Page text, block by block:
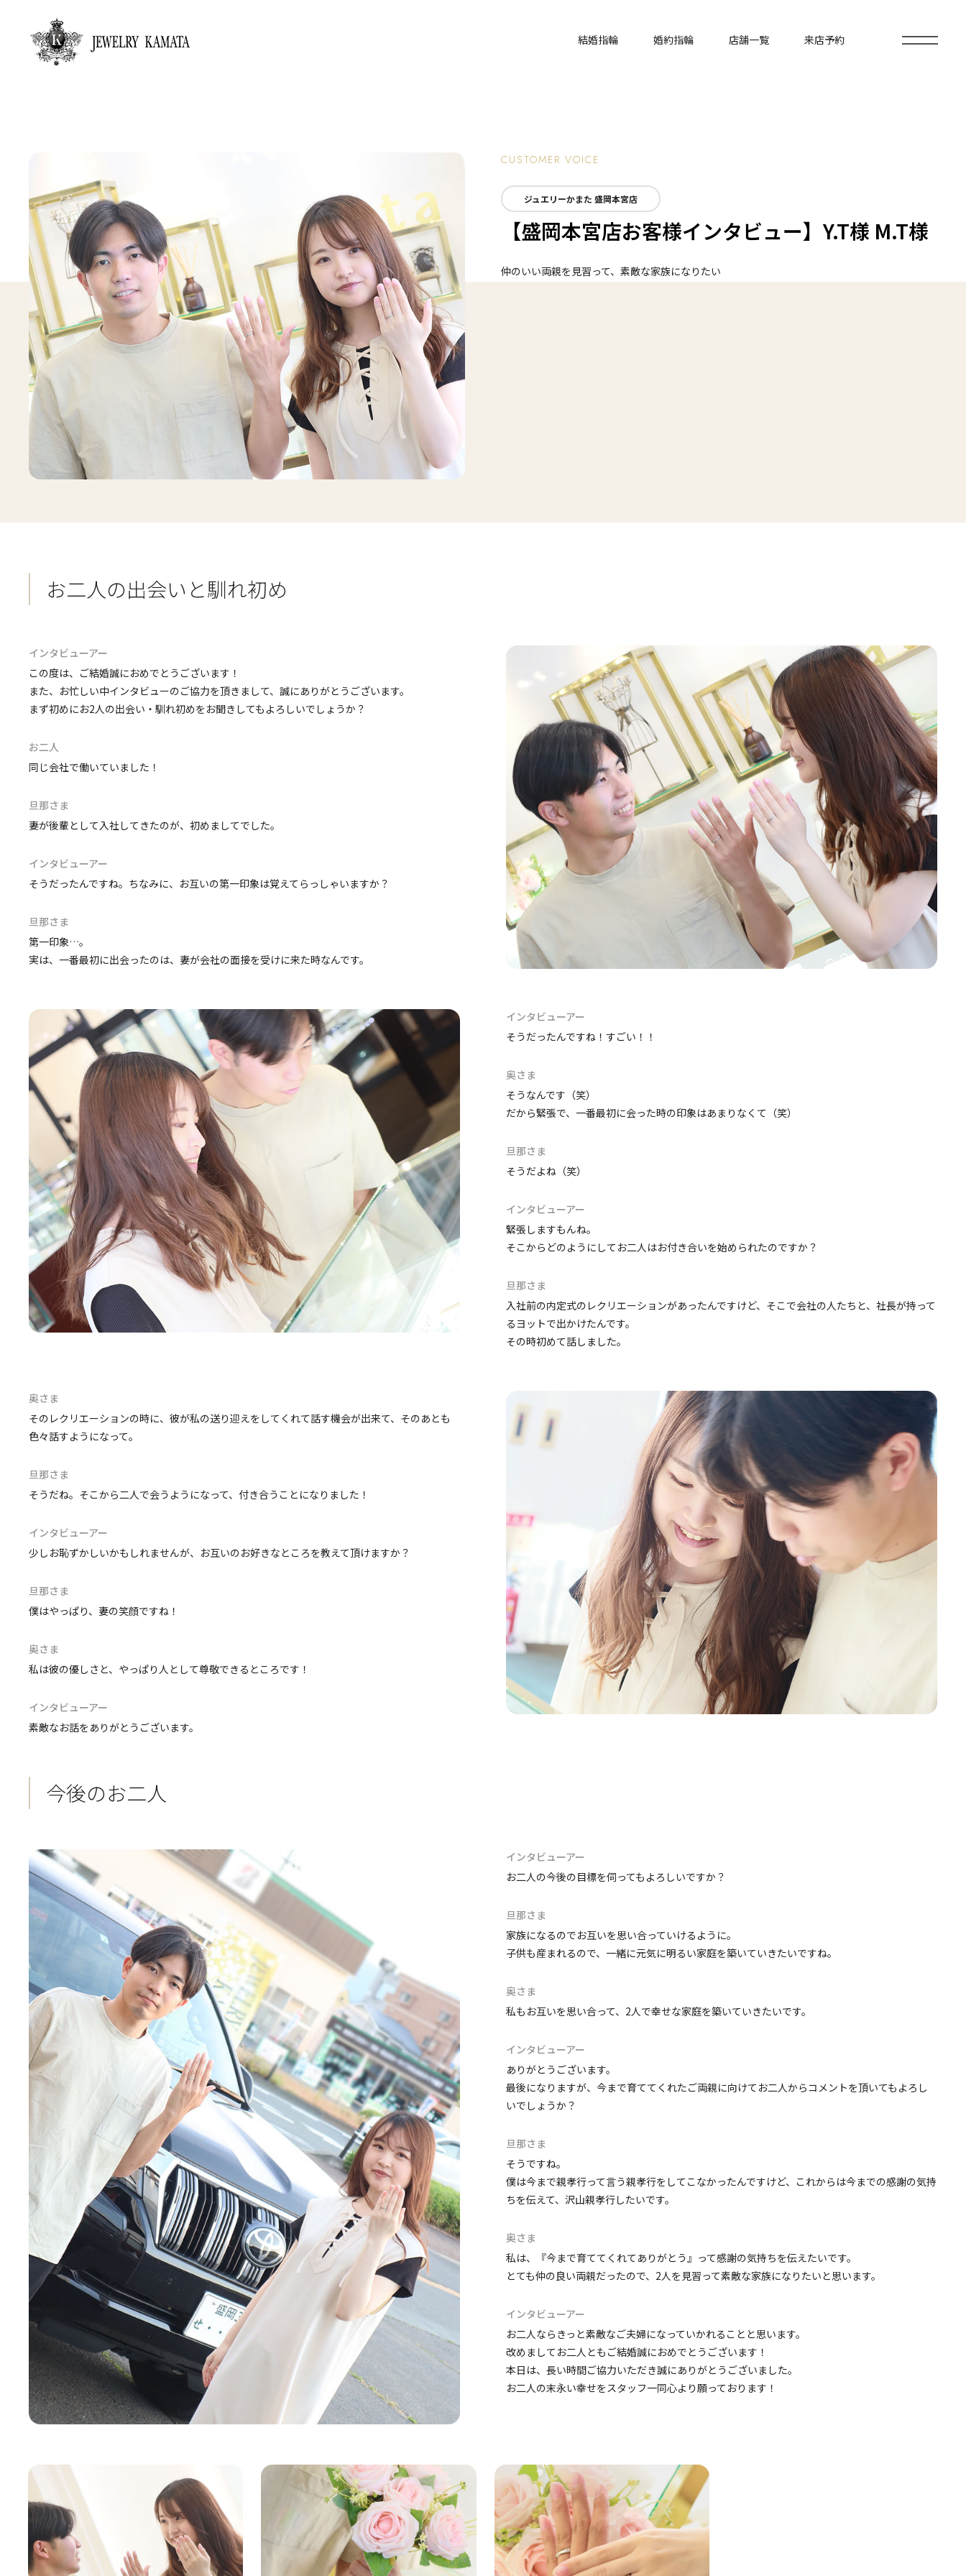
結婚指輪 婚約指輪 店舗一覧 来店予約
CUSTOMER VOICE
ジュエリーかまた 盛岡本宮店
【盛岡本宮店お客様インタビュー】Y.T様 M.T様
仲のいい両親を見習って、素敵な家族になりたい
お二人の出会いと馴れ初め
インタビューアー
この度は、ご結婚誠におめでとうございます！
また、お忙しい中インタビューのご協力を頂きまして、誠にありがとうございます。
まず初めにお2人の出会い・馴れ初めをお聞きしてもよろしいでしょうか？
お二人
同じ会社で働いていました！
旦那さま
妻が後輩として入社してきたのが、初めましてでした。
インタビューアー
そうだったんですね。ちなみに、お互いの第一印象は覚えてらっしゃいますか？
旦那さま
第一印象…。
実は、一番最初に出会ったのは、妻が会社の面接を受けに来た時なんです。
インタビューアー
そうだったんですね！すごい！！
奥さま
そうなんです（笑）
だから緊張で、一番最初に会った時の印象はあまりなくて（笑）
旦那さま
そうだよね（笑）
インタビューアー
緊張しますもんね。
そこからどのようにしてお二人はお付き合いを始められたのですか？
旦那さま
入社前の内定式のレクリエーションがあったんですけど、そこで会社の人たちと、社長が持って
るヨットで出かけたんです。
その時初めて話しました。
奥さま
そのレクリエーションの時に、彼が私の送り迎えをしてくれて話す機会が出来て、そのあとも
色々話すようになって。
旦那さま
そうだね。そこから二人で会うようになって、付き合うことになりました！
インタビューアー
少しお恥ずかしいかもしれませんが、お互いのお好きなところを教えて頂けますか？
旦那さま
僕はやっぱり、妻の笑顔ですね！
奥さま
私は彼の優しさと、やっぱり人として尊敬できるところです！
インタビューアー
素敵なお話をありがとうございます。
今後のお二人
インタビューアー
お二人の今後の目標を伺ってもよろしいですか？
旦那さま
家族になるのでお互いを思い合っていけるように。
子供も産まれるので、一緒に元気に明るい家庭を築いていきたいですね。
奥さま
私もお互いを思い合って、2人で幸せな家庭を築いていきたいです。
インタビューアー
ありがとうございます。
最後になりますが、今まで育ててくれたご両親に向けてお二人からコメントを頂いてもよろし
いでしょうか？
旦那さま
そうですね。
僕は今まで親孝行って言う親孝行をしてこなかったんですけど、これからは今までの感謝の気持
ちを伝えて、沢山親孝行したいです。
奥さま
私は、『今まで育ててくれてありがとう』って感謝の気持ちを伝えたいです。
とても仲の良い両親だったので、2人を見習って素敵な家族になりたいと思います。
インタビューアー
お二人ならきっと素敵なご夫婦になっていかれることと思います。
改めましてお二人ともご結婚誠におめでとうございます！
本日は、長い時間ご協力いただき誠にありがとうございました。
お二人の末永い幸せをスタッフ一同心より願っております！